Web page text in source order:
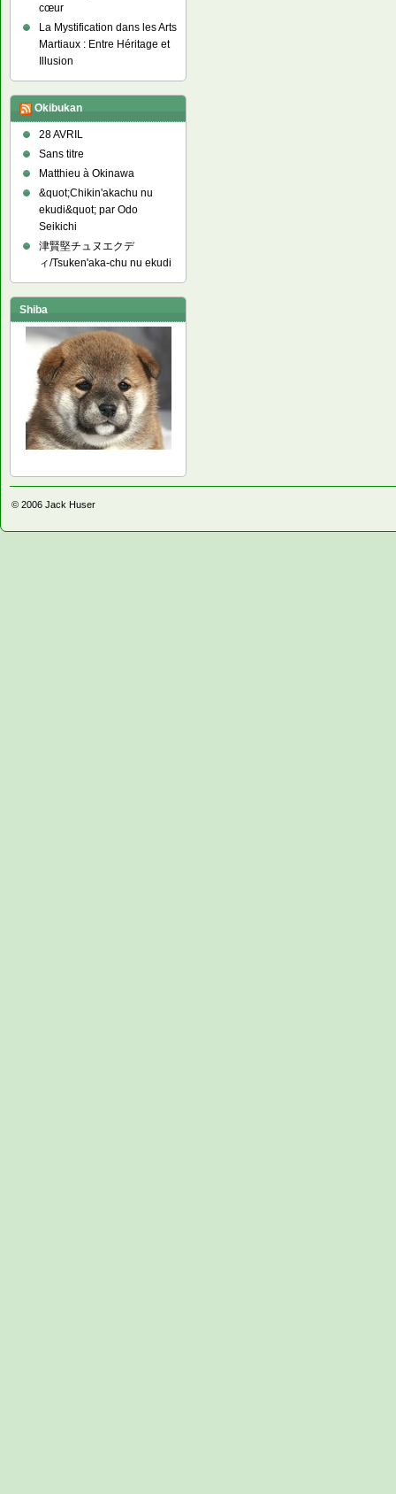
cœur
La Mystification dans les Arts
Martiaux : Entre Héritage et
Illusion
Okibukan
28 AVRIL
Sans titre
Matthieu à Okinawa
&quot;Chikin'akachu nu
ekudi&quot; par Odo
Seikichi
津賢堅チュヌエクデ
ィ/Tsuken'aka-chu nu ekudi
Shiba
© 2006 Jack Huser